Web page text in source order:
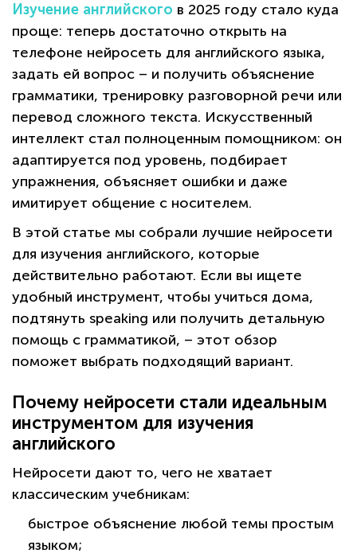
Изучение английского в 2025 году стало куда
проще: теперь достаточно открыть на
телефоне нейросеть для английского языка,
задать ей вопрос – и получить объяснение
грамматики, тренировку разговорной речи или
перевод сложного текста. Искусственный
интеллект стал полноценным помощником: он
адаптируется под уровень, подбирает
упражнения, объясняет ошибки и даже
имитирует общение с носителем.
В этой статье мы собрали лучшие нейросети
для изучения английского, которые
действительно работают. Если вы ищете
удобный инструмент, чтобы учиться дома,
подтянуть speaking или получить детальную
помощь с грамматикой, – этот обзор
поможет выбрать подходящий вариант.
Почему нейросети стали идеальным
инструментом для изучения
английского
Нейросети дают то, чего не хватает
классическим учебникам:
быстрое объяснение любой темы простым
языком;